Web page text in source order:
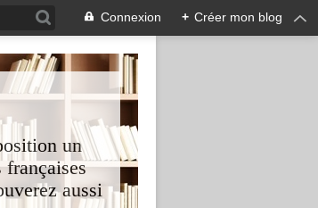
Connexion + Créer mon blog
un
françaises
aussi